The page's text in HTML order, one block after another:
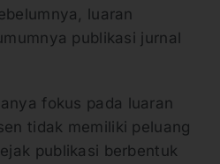
luaran
publikasi jurnal
fokus pada luaran
tidak memiliki peluang
publikasi berbentuk